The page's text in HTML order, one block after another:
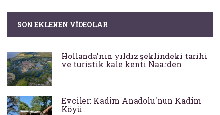
SON EKLENEN VIDEOLAR
Hollanda'nın yıldız şeklindeki tarihi
ve turistik kale kenti Naarden
Evciler: Kadim Anadolu'nun Kadim
Köyü